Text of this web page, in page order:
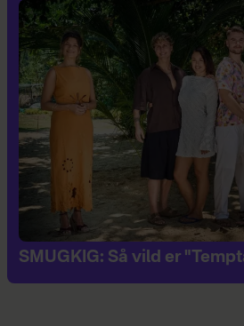
SMUGKIG: Så vild er